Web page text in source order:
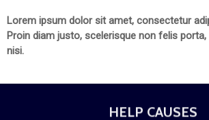
Lorem ipsum dolor sit amet, consectetur
Proin diam justo, scelerisque non felis
nisi.
HELP CAUSES